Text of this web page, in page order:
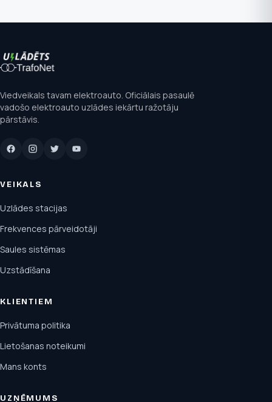
Viedveikals tavam elektroauto. Oficiālais pasaulē
vadošo elektroauto uzlādes iekārtu ražotāju
pārstāvis.
VEIKALS
Uzlādes stacijas
Frekvences pārveidotāji
Saules sistēmas
Uzstādīšana
KLIENTIEM
Privātuma politika
Lietošanas noteikumi
Mans konts
UZŅĒMUMS